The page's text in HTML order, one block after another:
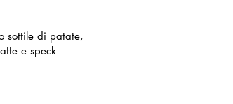
sottile di patate,
e speck